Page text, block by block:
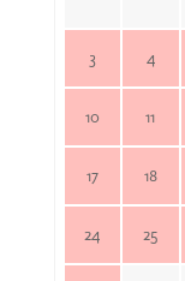
3 4
10 11
17 18
24 25